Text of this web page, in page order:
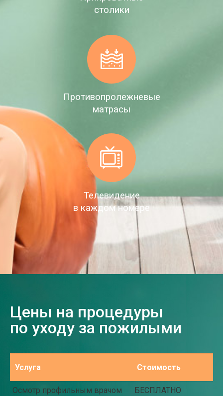
столики
Противопролежневые
матрасы
Телевидение
в каждом номере
Цены на процедуры
по уходу за пожилыми
Услуга Стоимость
Осмотр профильным врачом
БЕСПЛАТНО